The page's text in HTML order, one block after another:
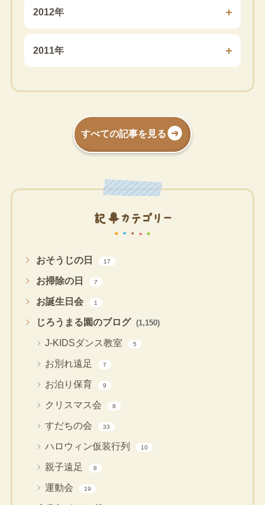
2012年
2011年
すべての記事を見る
記事カテゴリー
おそうじの日 17
お掃除の日 7
お誕生日会 1
じろうまる園のブログ (1,150)
J-KIDSダンス教室 5
お別れ遠足 7
お泊り保育 9
クリスマス会 8
すだちの会 33
ハロウィン仮装行列 10
親子遠足 8
運動会 19